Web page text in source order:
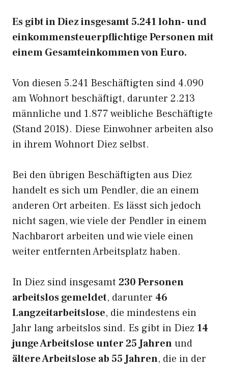
Es gibt in Diez insgesamt 5.241 lohn- und
einkommensteuerpflichtige Personen mit
einem Gesamteinkommen von Euro.
Von diesen 5.241 Beschäftigten sind 4.090
am Wohnort beschäftigt, darunter 2.213
männliche und 1.877 weibliche Beschäftigte
(Stand 2018). Diese Einwohner arbeiten also
in ihrem Wohnort Diez selbst.
Bei den übrigen Beschäftigten aus Diez
handelt es sich um Pendler, die an einem
anderen Ort arbeiten. Es lässt sich jedoch
nicht sagen, wie viele der Pendler in einem
Nachbarort arbeiten und wie viele einen
weiter entfernten Arbeitsplatz haben.
In Diez sind insgesamt 230 Personen
arbeitslos gemeldet, darunter 46
Langzeitarbeitslose, die mindestens ein
Jahr lang arbeitslos sind. Es gibt in Diez 14
junge Arbeitslose unter 25 Jahrenund
ältere Arbeitslose ab 55 Jahren, die in der